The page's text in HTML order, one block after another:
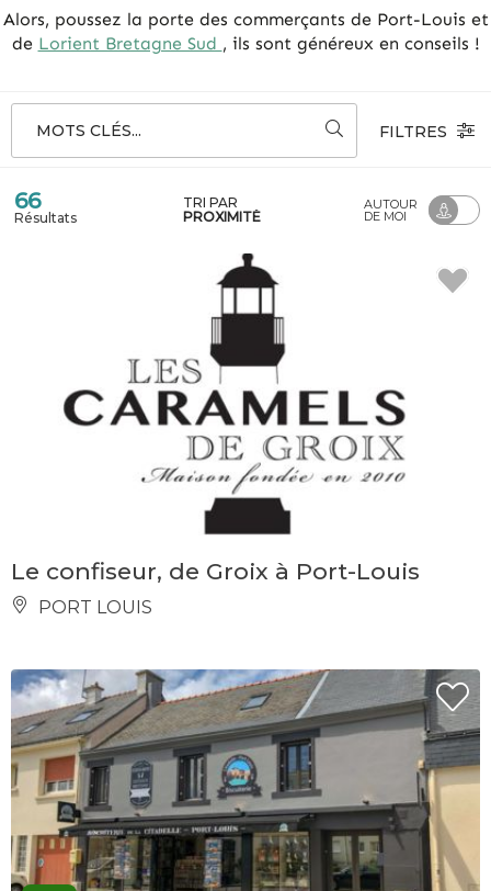
Alors, poussez la porte des commerçants de Port-Louis et
de Lorient Bretagne Sud , ils sont généreux en conseils !
MOTS CLÉS... FILTRES
66
Résultats
TRI PAR
PROXIMITÉ
AUTOUR
DE MOI
Le confiseur, de Groix à Port-Louis
PORT LOUIS